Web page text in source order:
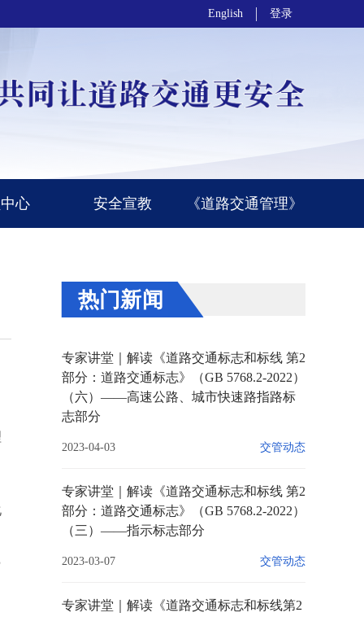
English 登录
心 安全宣教 《道路交通管理》
热门新闻
专家讲堂｜解读《道路交通标志和标线 第2
部分：道路交通标志》（GB 5768.2-2022）
（六）——高速公路、城市快速路指路标
志部分
2023-04-03 交管动态
专家讲堂｜解读《道路交通标志和标线 第2
部分：道路交通标志》（GB 5768.2-2022）
（三）——指示标志部分
2023-03-07 交管动态
专家讲堂｜解读《道路交通标志和标线第2